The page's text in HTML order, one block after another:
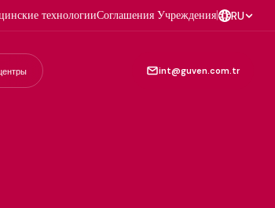
технологииСоглашения Учреждения| RU
int@guven.com.tr